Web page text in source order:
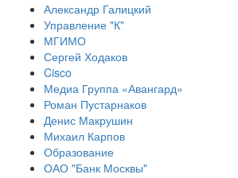
Александр Галицкий
Управление "К"
МГИМО
Сергей Ходаков
Cisco
Медиа Группа «Авангард»
Роман Пустарнаков
Денис Макрушин
Михаил Карпов
Образование
ОАО "Банк Москвы"